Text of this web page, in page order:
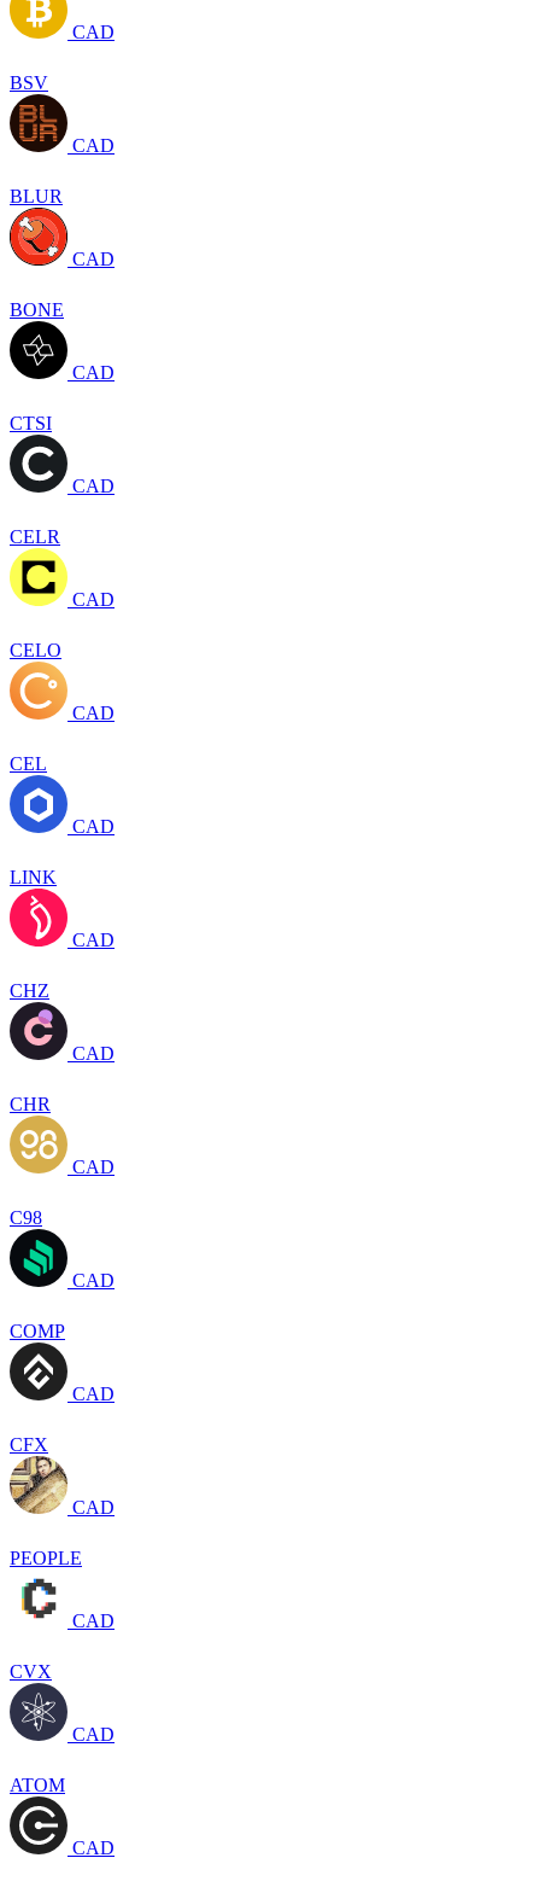
CAD
BSV
CAD
BLUR
CAD
BONE
CAD
CTSI
CAD
CELR
CAD
CELO
CAD
CEL
CAD
LINK
CAD
CHZ
CAD
CHR
CAD
C98
CAD
COMP
CAD
CFX
CAD
PEOPLE
CAD
CVX
CAD
ATOM
CAD